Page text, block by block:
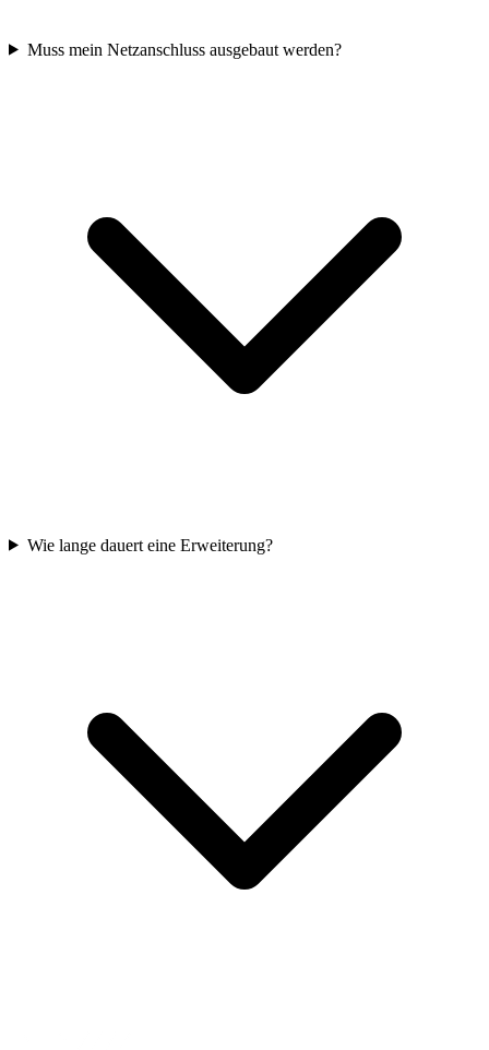
Muss mein Netzanschluss ausgebaut werden?
Wie lange dauert eine Erweiterung?